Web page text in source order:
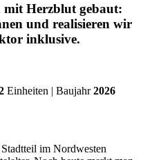
mit Herzblut gebaut:
und realisieren wir
inklusive.
Einheiten | Baujahr2026
im Nordwesten